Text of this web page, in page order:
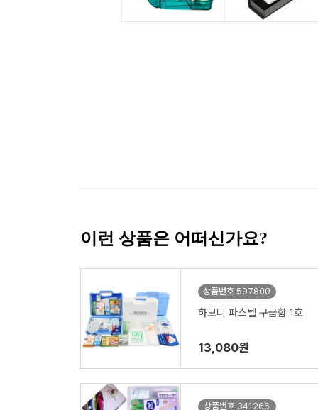
이런 상품은 어떠신가요?
상품번호 597800
하모니 파스텔 구급함 1호
13,080원
상품번호 341266